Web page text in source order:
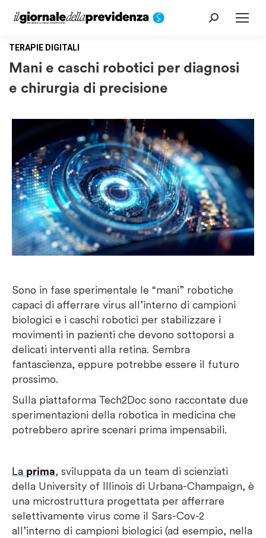
Cerca:
TERAPIE DIGITALI
Mani e caschi robotici per diagnosi
e chirurgia di precisione
Sono in fase sperimentale le “mani” robotiche
capaci di afferrare virus all’interno di campioni
biologici e i caschi robotici per stabilizzare i
movimenti in pazienti che devono sottoporsi a
delicati interventi alla retina. Sembra
fantascienza, eppure potrebbe essere il futuro
prossimo.
Sulla piattaforma Tech2Doc sono raccontate due
sperimentazioni della robotica in medicina che
potrebbero aprire scenari prima impensabili.
La prima, sviluppata da un team di scienziati
della University of Illinois di Urbana-Champaign, è
una microstruttura progettata per afferrare
selettivamente virus come il Sars-Cov-2
all’interno di campioni biologici (ad esempio, nella